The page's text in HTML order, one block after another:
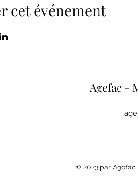
cet événement
Agefac -
© 2023 par Agefac